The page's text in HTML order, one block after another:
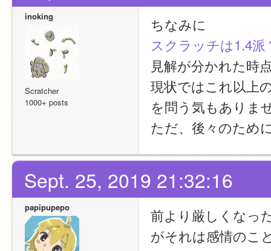
inoking
Scratcher
1000+ posts
ちなみに
スクラッチは1.4
見解が分かれた時
現状ではこれ以上
を問う気もありま
ただ、後々のため
Sept. 25, 2019 21:32:16
papipupepo
前より厳しくなっ
がそれは感情のこ